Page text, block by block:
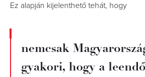
Ez alapján kijelenthető tehát, hogy
nemcsak
gyakori, hogy a